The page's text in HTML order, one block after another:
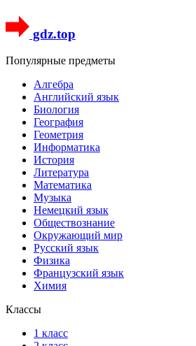
gdz.top
Популярные предметы
Алгебра
Английский язык
Биология
География
Геометрия
Информатика
История
Литература
Математика
Музыка
Немецкий язык
Обществознание
Окружающий мир
Русский язык
Физика
Французский язык
Химия
Классы
1 класс